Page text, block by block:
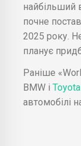
найбільший
почне
2025 року.
планує
Раніше
BMW і Toyota
автомобілі